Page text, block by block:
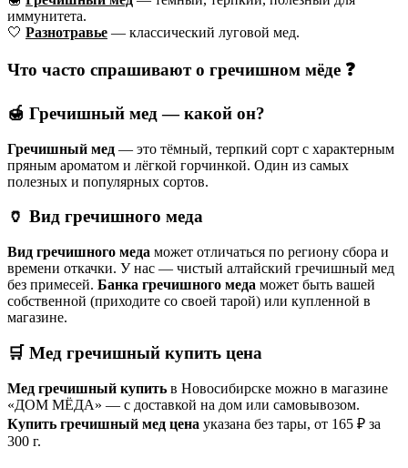
иммунитета.
🤍 Разнотравье — классический луговой мед.
Что часто спрашивают о гречишном мёде ❓
🍯 Гречишный мед — какой он?
Гречишный мед — это тёмный, терпкий сорт с характерным
пряным ароматом и лёгкой горчинкой. Один из самых
полезных и популярных сортов.
🏺 Вид гречишного меда
Вид гречишного меда может отличаться по региону сбора и
времени откачки. У нас — чистый алтайский гречишный мед
без примесей. Банка гречишного меда может быть вашей
собственной (приходите со своей тарой) или купленной в
магазине.
🛒 Мед гречишный купить цена
Мед гречишный купить в Новосибирске можно в магазине
«ДОМ МЁДА» — с доставкой на дом или самовывозом.
Купить гречишный мед цена указана без тары, от 165 ₽ за
300 г.